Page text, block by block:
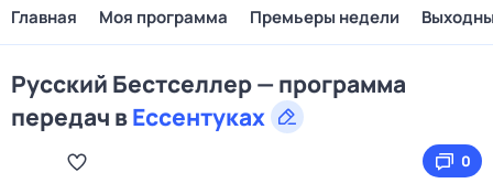
Главная Моя программа Премьеры недели
Русский Бестселлер — программа
передач вЕссентуках
0